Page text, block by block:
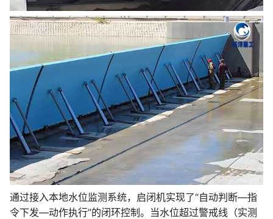
通过接入本地水位监测系统，启闭机实现了“自动判断—指
令下发—动作执行”的闭环控制。当水位超过警戒线（实测